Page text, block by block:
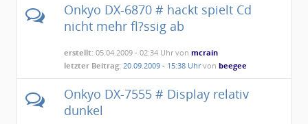
Onkyo DX-6870 # hackt spielt Cd
nicht mehr fl?ssig ab
erstellt: 05.04.2009 - 02:34 Uhr vonmcrain
letzter Beitrag: 20.09.2009 - 15:38 Uhrvonbeegee
Onkyo DX-7555 # Display relativ
dunkel